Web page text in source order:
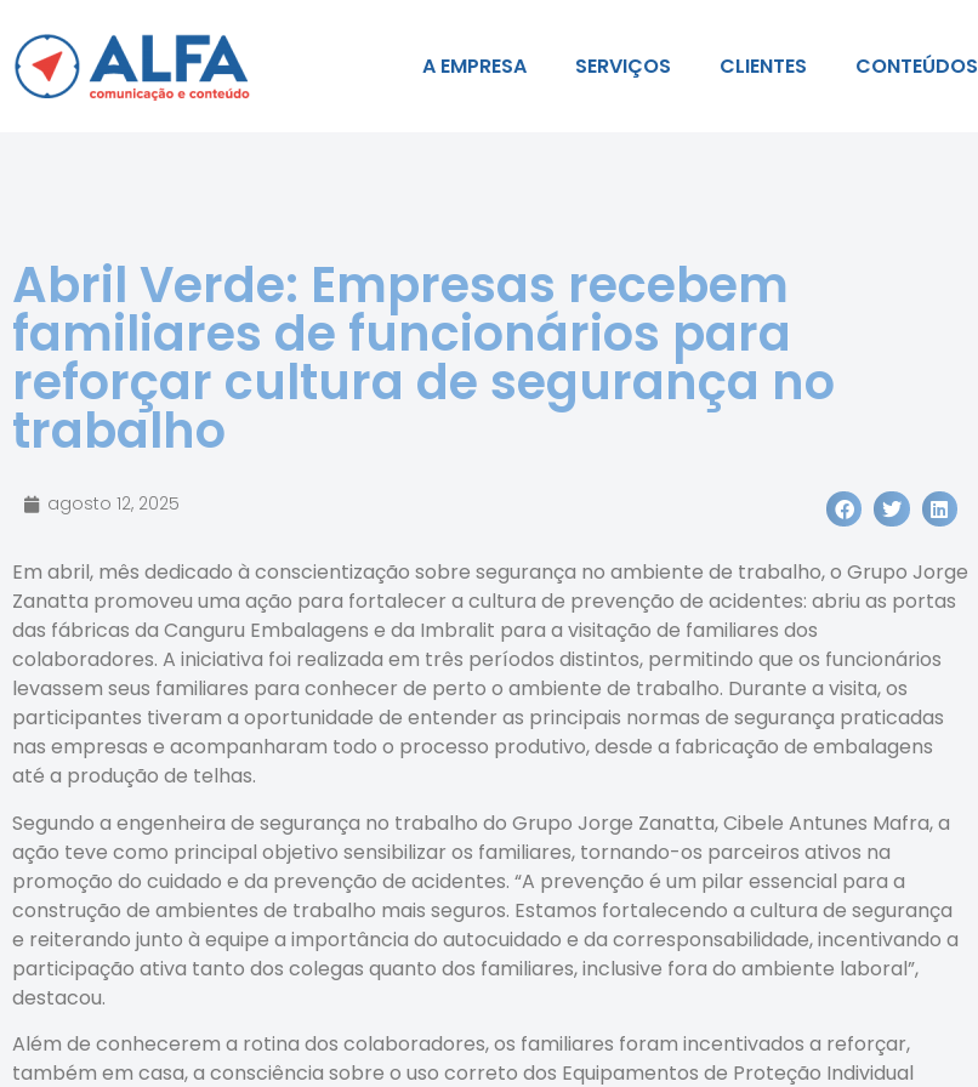
A EMPRESA SERVIÇOS CLIENTES CONTEÚDOS
Abril Verde: Empresas recebem
familiares de funcionários para
reforçar cultura de segurança no
trabalho
agosto 12, 2025
Em abril, mês dedicado à conscientização sobre segurança no ambiente de trabalho, o Grupo Jorge
Zanatta promoveu uma ação para fortalecer a cultura de prevenção de acidentes: abriu as portas
das fábricas da Canguru Embalagens e da Imbralit para a visitação de familiares dos
colaboradores. A iniciativa foi realizada em três períodos distintos, permitindo que os funcionários
levassem seus familiares para conhecer de perto o ambiente de trabalho. Durante a visita, os
participantes tiveram a oportunidade de entender as principais normas de segurança praticadas
nas empresas e acompanharam todo o processo produtivo, desde a fabricação de embalagens
até a produção de telhas.
Segundo a engenheira de segurança no trabalho do Grupo Jorge Zanatta, Cibele Antunes Mafra, a
ação teve como principal objetivo sensibilizar os familiares, tornando-os parceiros ativos na
promoção do cuidado e da prevenção de acidentes. “A prevenção é um pilar essencial para a
construção de ambientes de trabalho mais seguros. Estamos fortalecendo a cultura de segurança
e reiterando junto à equipe a importância do autocuidado e da corresponsabilidade, incentivando a
participação ativa tanto dos colegas quanto dos familiares, inclusive fora do ambiente laboral”,
destacou.
Além de conhecerem a rotina dos colaboradores, os familiares foram incentivados a reforçar,
também em casa, a consciência sobre o uso correto dos Equipamentos de Proteção Individual